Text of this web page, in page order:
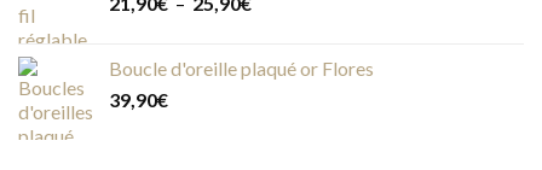
21,90€
Boucle d'oreille plaqué or Flores
39,90€